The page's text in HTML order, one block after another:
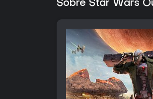
Sobre Star Wars